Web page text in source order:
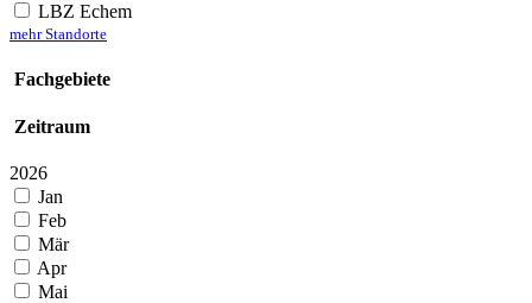
LBZ Echem
mehr Standorte
Fachgebiete
Zeitraum
2026
Jan
Feb
Mär
Apr
Mai